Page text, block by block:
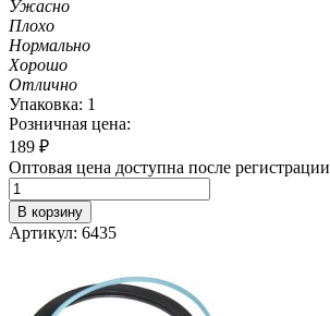
Ужасно
Плохо
Нормально
Хорошо
Отлично
Упаковка: 1
Розничная цена:
189 ₽
Оптовая цена доступна после регистрации
В корзину
Артикул: 6435